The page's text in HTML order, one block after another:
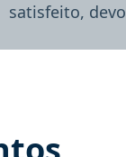
satisfeito,